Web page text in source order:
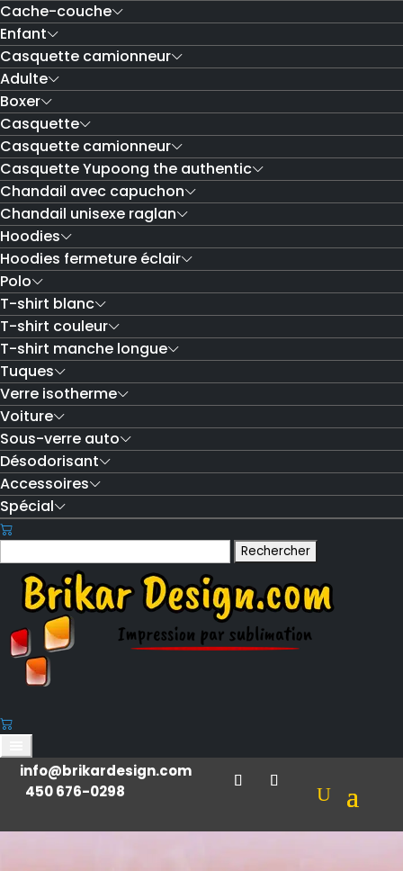
Cache-couche
Enfant
Casquette camionneur
Adulte
Boxer
Casquette
Casquette camionneur
Casquette Yupoong the authentic
Chandail avec capuchon
Chandail unisexe raglan
Hoodies
Hoodies fermeture éclair
Polo
T-shirt blanc
T-shirt couleur
T-shirt manche longue
Tuques
Verre isotherme
Voiture
Sous-verre auto
Désodorisant
Accessoires
Spécial
info@brikardesign.com
450 676-0298